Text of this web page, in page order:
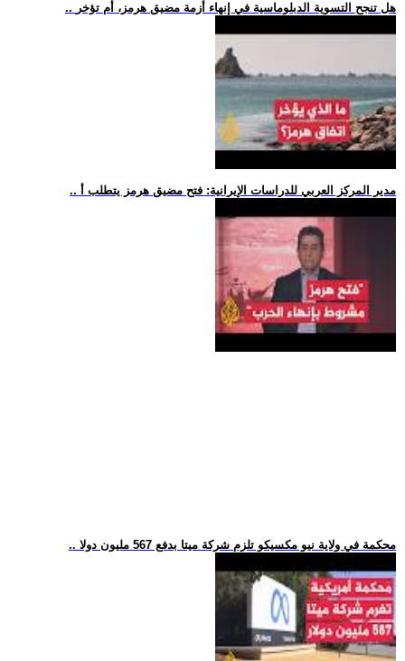
.. هل تنجح التسوية الدبلوماسية في إنهاء أزمة مضيق هرمز، أم تؤخر
.. مدير المركز العربي للدراسات الإيرانية: فتح مضيق هرمز يتطلب أ
.. محكمة في ولاية نيو مكسيكو تلزم شركة ميتا بدفع 567 مليون دولا